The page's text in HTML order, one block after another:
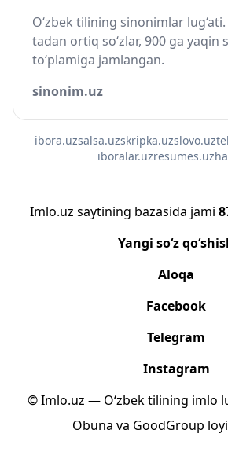
O‘zbek tilining sinonimlar
tadan ortiq so‘zlar, 900 ga yaqin
to‘plamiga jamlangan.
sinonim.uz
ibora.uzsalsa.uzskripka.uzslovo.uz
iboralar.uzresumes.uz
Imlo.uz saytining bazasida jami
Yangi so‘z
Aloqa
Facebook
Telegram
Instagram
© Imlo.uz — O‘zbek tilining imlo
Obuna va GoodGroup